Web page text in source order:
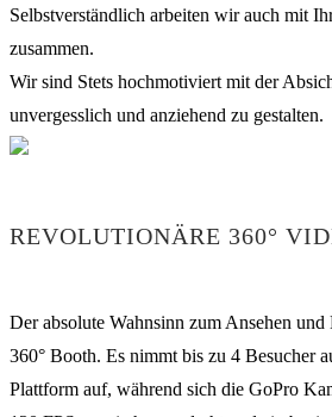
Selbstverständlich arbeiten wir auch mit
zusammen.
Wir sind Stets hochmotiviert mit der
unvergesslich und anziehend zu gestalten.
REVOLUTIONÄRE 360°
Der absolute Wahnsinn zum Ansehen
360° Booth. Es nimmt bis zu 4 Besucher
Plattform auf, während sich die GoPro